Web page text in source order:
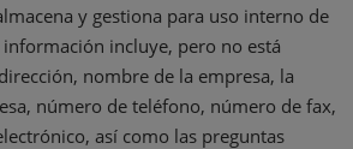
y gestiona para uso interno de
incluye, pero no está
nombre de la empresa, la
número de teléfono, número de fax,
así como las preguntas